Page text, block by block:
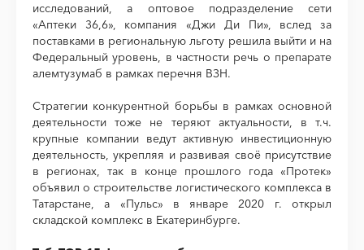
исследований, а оптовое подразделение сети
«Аптеки 36,6», компания «Джи Ди Пи», вслед за
поставками в региональную льготу решила выйти и на
Федеральный уровень, в частности речь о препарате
алемтузумаб в рамках перечня ВЗН.
Стратегии конкурентной борьбы в рамках основной
деятельности тоже не теряют актуальности, в т.ч.
крупные компании ведут активную инвестиционную
деятельность, укрепляя и развивая своё присутствие
в регионах, так в конце прошлого года «Протек»
объявил о строительстве логистического комплекса в
Татарстане, а «Пульс» в январе 2020 г. открыл
складской комплекс в Екатеринбурге.